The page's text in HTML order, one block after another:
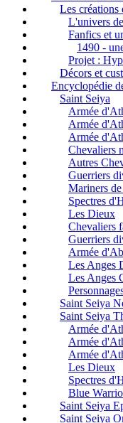
Les créations
L'univers
Fanfics et
1490 -
Projet :
Décors et
Encyclopédie
Saint Seiya
Armée
Armée
Armée
Chevaliers
Autres
Guerriers
Mariners
Spectres
Les Dieux
Chevaliers
Guerriers
Armée
Les Anges
Les Anges
Saint Seiya
Saint Seiya
Armée
Armée
Armée
Les Dieux
Spectres
Blue
Saint Seiya
Saint Seiya